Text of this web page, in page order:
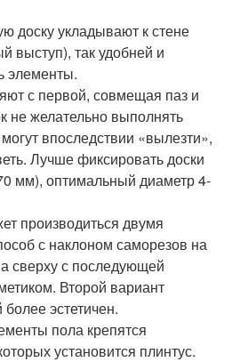
доску укладывают к стене
выступ), так удобней и
элементы.
с первой, совмещая паз и
не желательно выполнять
впоследствии «вылезти»,
Лучше фиксировать доски
мм), оптимальный диаметр 4-
производиться двумя
с наклоном саморезов на
сверху с последующей
Второй вариант
эстетичен.
пола крепятся
установится плинтус.